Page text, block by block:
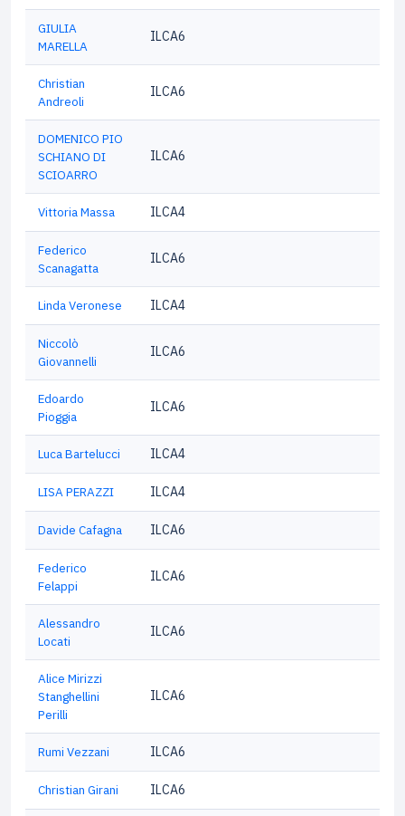
GIULIA
MARELLA
ILCA6
Christian
Andreoli
ILCA6
DOMENICO PIO
SCHIANO DI
SCIOARRO
ILCA6
Vittoria Massa ILCA4
Federico
Scanagatta
ILCA6
Linda Veronese ILCA4
Niccolò
Giovannelli
ILCA6
Edoardo
Pioggia
ILCA6
Luca Bartelucci ILCA4
LISA PERAZZI ILCA4
Davide Cafagna ILCA6
Federico
Felappi
ILCA6
Alessandro
Locati
ILCA6
Alice Mirizzi
Stanghellini
Perilli
ILCA6
Rumi Vezzani ILCA6
Christian Girani ILCA6